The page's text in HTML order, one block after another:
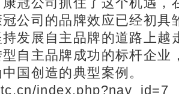
公司的品牌效应已经初具
发展自主品牌的道路上越
自主品牌成功的标杆企业
国创造的典型案例。
index.php?nav_id=7